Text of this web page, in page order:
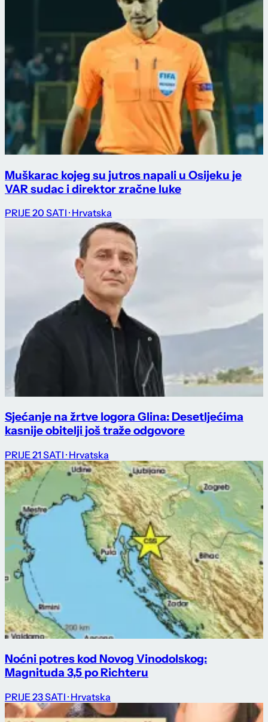
Muškarac kojeg su jutros napali u Osijeku je
VAR sudac i direktor zračne luke
PRIJE 20 SATI · Hrvatska
Sjećanje na žrtve logora Glina: Desetljećima
kasnije obitelji još traže odgovore
PRIJE 21 SATI · Hrvatska
Noćni potres kod Novog Vinodolskog:
Magnituda 3,5 po Richteru
PRIJE 23 SATI · Hrvatska